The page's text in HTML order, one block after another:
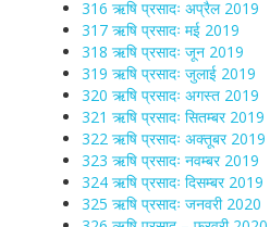
316 ऋषि प्रसादः अप्रैल 2019
317 ऋषि प्रसादः मई 2019
318 ऋषि प्रसादः जून 2019
319 ऋषि प्रसादः जुलाई 2019
320 ऋषि प्रसादः अगस्त 2019
321 ऋषि प्रसादः सितम्बर 2019
322 ऋषि प्रसादः अक्तूबर 2019
323 ऋषि प्रसादः नवम्बर 2019
324 ऋषि प्रसादः दिसम्बर 2019
325 ऋषि प्रसादः जनवरी 2020